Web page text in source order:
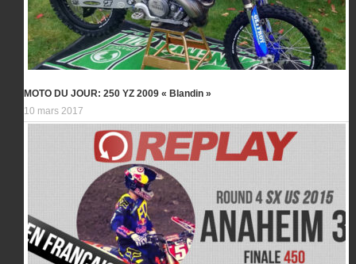
MOTO DU JOUR: 250 YZ 2009 « Blandin »
10 mars 2017